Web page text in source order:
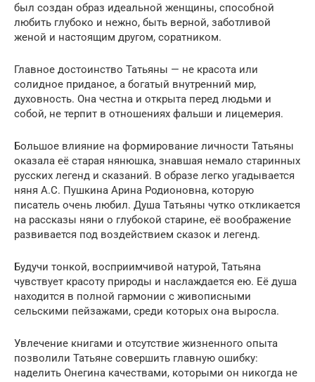
был создан образ идеальной женщины, способной
любить глубоко и нежно, быть верной, заботливой
женой и настоящим другом, соратником.
Главное достоинство Татьяны — не красота или
солидное приданое, а богатый внутренний мир,
духовность. Она честна и открыта перед людьми и
собой, не терпит в отношениях фальши и лицемерия.
Большое влияние на формирование личности Татьяны
оказала её старая нянюшка, знавшая немало старинных
русских легенд и сказаний. В образе легко угадывается
няня А.С. Пушкина Арина Родионовна, которую
писатель очень любил. Душа Татьяны чутко откликается
на рассказы няни о глубокой старине, её воображение
развивается под воздействием сказок и легенд.
Будучи тонкой, восприимчивой натурой, Татьяна
чувствует красоту природы и наслаждается ею. Её душа
находится в полной гармонии с живописными
сельскими пейзажами, среди которых она выросла.
Увлечение книгами и отсутствие жизненного опыта
позволили Татьяне совершить главную ошибку:
наделить Онегина качествами, которыми он никогда не